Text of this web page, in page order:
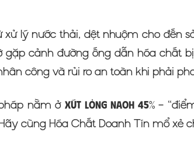
lý nước thải, dệt nhuộm cho đến
cảnh đường ống dẫn hóa chất
công và rủi ro an toàn khi phải
nằm ở Xút Lỏng NaOH 45%–
cùng Hóa Chất Doanh Tín mổ xẻ